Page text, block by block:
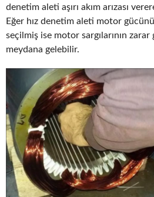
denetim aleti aşırı akım arızası
Eğer hız denetim aleti motor
seçilmiş ise motor sargılarının
meydana gelebilir.